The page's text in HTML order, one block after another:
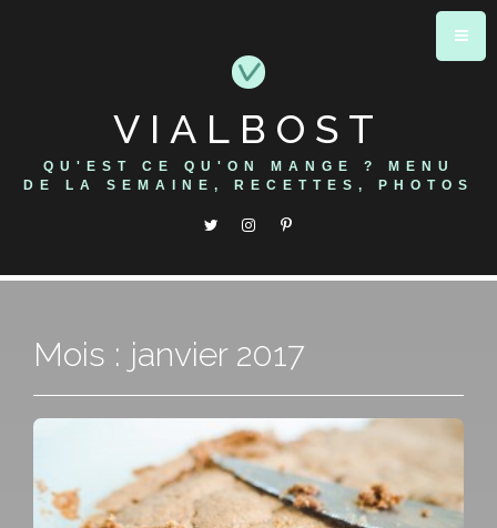
VIALBOST
QU'EST CE QU'ON MANGE ? MENU
DE LA SEMAINE, RECETTES, PHOTOS
Mois : janvier 2017